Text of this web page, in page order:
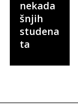
nekada
šnjih
studena
ta